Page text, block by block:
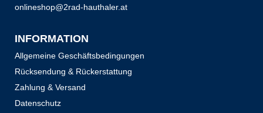
onlineshop@2rad-hauthaler.at
INFORMATION
Allgemeine Geschäftsbedingungen
Rücksendung & Rückerstattung
Zahlung & Versand
Datenschutz